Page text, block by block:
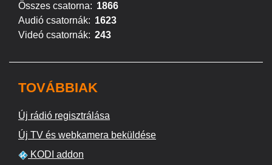
Összes csatorna: 1866
Audió csatornák: 1623
Videó csatornák: 243
TOVÁBBIAK
Új rádió regisztrálása
Új TV és webkamera beküldése
KODI addon